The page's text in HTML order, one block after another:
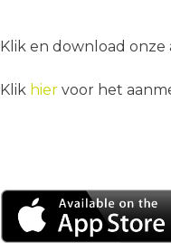
Klik en download onze
Klik hier voor het